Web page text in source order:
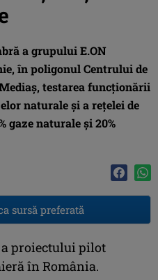
a grupului E.ON
în poligonul Centrului de
testarea funcționării
naturale și a rețelei de
gaze naturale și 20%
sursă preferată
a proiectului pilot
în România.